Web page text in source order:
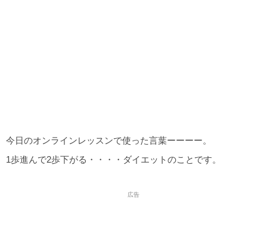
今日のオンラインレッスンで使った言葉ーーーー。
1歩進んで2歩下がる・・・・ダイエットのことです。
広告